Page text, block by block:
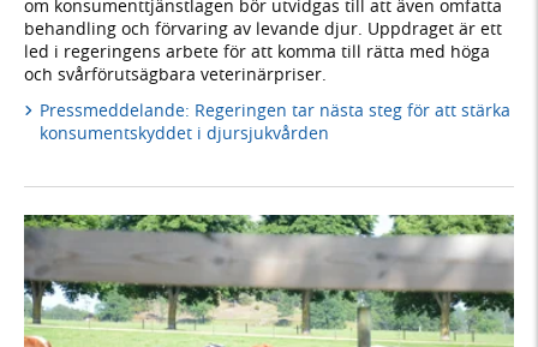
om konsumenttjänstlagen bör utvidgas till att även omfatta
behandling och förvaring av levande djur. Uppdraget är ett
led i regeringens arbete för att komma till rätta med höga
och svårförutsägbara veterinärpriser.
Pressmeddelande: Regeringen tar nästa steg för att stärka
konsumentskyddet i djursjukvården